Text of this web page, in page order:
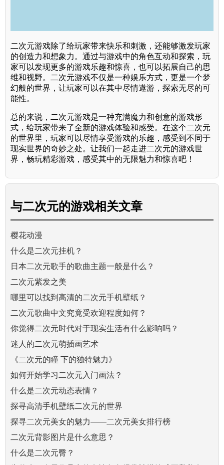
二次元游戏除了给玩家带来快乐和刺激，还能够激发玩家
的创造力和想象力。通过与游戏中的角色互动和探索，玩
家可以发现更多的游戏乐趣和惊喜，也可以拓展自己的思
维和视野。二次元游戏不仅是一种娱乐方式，更是一个梦
幻般的世界，让玩家可以在其中尽情遨游，探索无尽的可
能性。
总的来说，二次元游戏是一种充满魔力和创意的游戏形
式，给玩家带来了全新的游戏体验和感受。在这个二次元
的世界里，玩家可以尽情享受游戏的乐趣，感受到不同于
现实世界的奇妙之处。让我们一起走进二次元的游戏世
界，畅玩精彩游戏，感受其中的无限魅力和惊喜吧！
与二次元的游戏相关文章
樱花动漫
什么是二次元挂机？
日本二次元歌手的歌曲主题一般是什么？
二次元紫发之美
哪里可以找到高清的二次元手机壁纸？
二次元歌曲中文究竟受欢迎程度如何？
你觉得二次元时代对于现实生活有什么影响吗？
迷人的二次元萌插画艺术
《二次元的瞳 下的独特魅力》
如何开始学习二次元入门画法？
什么是二次元动态表情？
探寻高清手机壁纸二次元的世界
探寻二次元美女的魅力——二次元美女排行榜
二次元背影图片是什么意思？
什么是二次元臀？